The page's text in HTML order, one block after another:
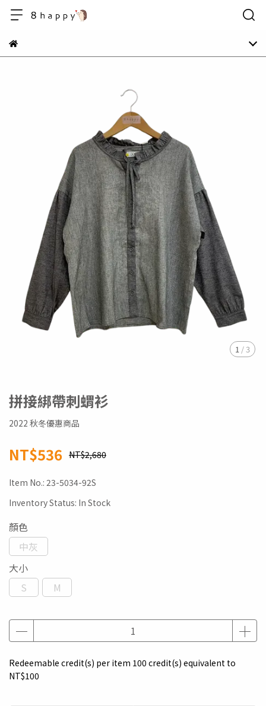
1 /3
拼接綁帶刺蝟衫
2022 秋冬優惠商品
NT$536 NT$2,680
Item No.: 23-5034-92S
Inventory Status: In Stock
顏色
中灰
大小
S
M
Redeemable credit(s) per item 100 credit(s) equivalent to
NT$100